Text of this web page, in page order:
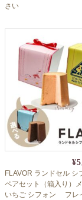
さい
FLAVOR ランドセル シ
ペアセット（箱入り）
いちご シフォン フレ